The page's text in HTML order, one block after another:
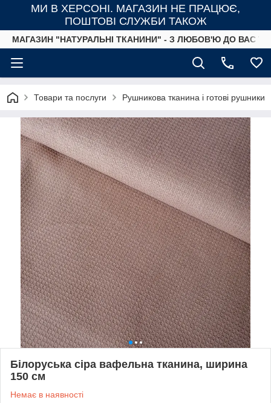
МИ В ХЕРСОНІ. МАГАЗИН НЕ ПРАЦЮЄ,
ПОШТОВІ СЛУЖБИ ТАКОЖ
МАГАЗИН "НАТУРАЛЬНІ ТКАНИНИ" - З ЛЮБОВ'Ю ДО ВАС
Товари та послуги Рушникова тканина і готові рушники
Білоруська сіра вафельна тканина, ширина
150 см
Немає в наявності